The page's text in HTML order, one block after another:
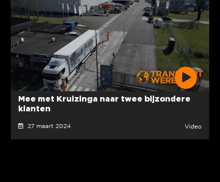
Mee met Kruizinga naar twee bijzondere
klanten
27 maart 2024 Video